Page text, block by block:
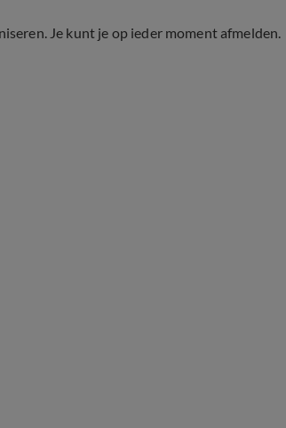
Je kunt je op ieder moment afmelden.